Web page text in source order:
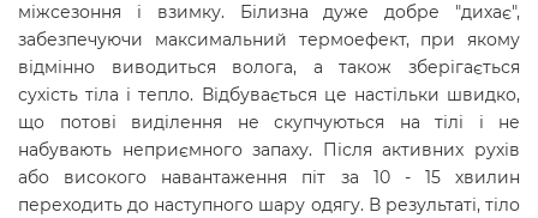
міжсезоння і взимку. Білизна дуже добре "дихає",
забезпечуючи максимальний термоефект, при якому
відмінно виводиться волога, а також зберігається
сухість тіла і тепло. Відбувається це настільки швидко,
що потові виділення не скупчуються на тілі і не
набувають неприємного запаху. Після активних рухів
або високого навантаження піт за 10 - 15 хвилин
переходить до наступного шару одягу. В результаті, тіло